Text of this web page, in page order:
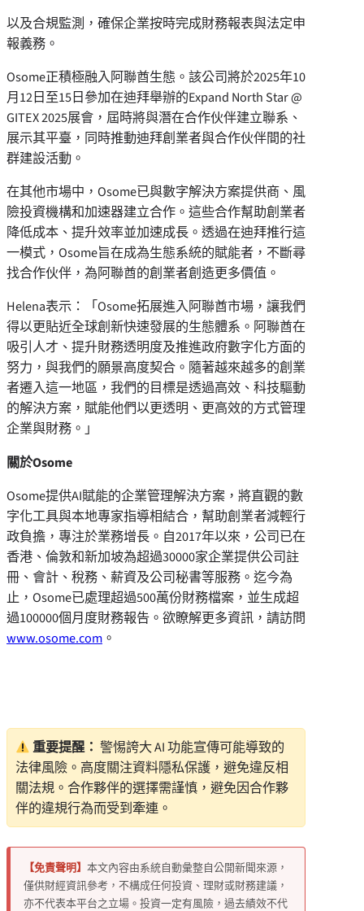
以及合規監測，確保企業按時完成財務報表與法定申
報義務。
Osome正積極融入阿聯酋生態。該公司將於2025年10
月12日至15日參加在迪拜舉辦的Expand North Star @
GITEX 2025展會，屆時將與潛在合作伙伴建立聯系、
展示其平臺，同時推動迪拜創業者與合作伙伴間的社
群建設活動。
在其他市場中，Osome已與數字解決方案提供商、風
險投資機構和加速器建立合作。這些合作幫助創業者
降低成本、提升效率並加速成長。透過在迪拜推行這
一模式，Osome旨在成為生態系統的賦能者，不斷尋
找合作伙伴，為阿聯酋的創業者創造更多價值。
Helena表示：「Osome拓展進入阿聯酋市場，讓我們
得以更貼近全球創新快速發展的生態體系。阿聯酋在
吸引人才、提升財務透明度及推進政府數字化方面的
努力，與我們的願景高度契合。隨著越來越多的創業
者遷入這一地區，我們的目標是透過高效、科技驅動
的解決方案，賦能他們以更透明、更高效的方式管理
企業與財務。」
關於Osome
Osome提供AI賦能的企業管理解決方案，將直觀的數
字化工具與本地專家指導相結合，幫助創業者減輕行
政負擔，專注於業務增長。自2017年以來，公司已在
香港、倫敦和新加坡為超過30000家企業提供公司註
冊、會計、稅務、薪資及公司秘書等服務。迄今為
止，Osome已處理超過500萬份財務檔案，並生成超
過100000個月度財務報告。欲瞭解更多資訊，請訪問
www.osome.com 。
重要提醒： 警惕誇大 AI 功能宣傳可能導致的
法律風險。高度關注資料隱私保護，避免違反相
關法規。合作夥伴的選擇需謹慎，避免因合作夥
伴的違規行為而受到牽連。
【免責聲明】 本文內容由系統自動彙整自公開新聞來源，
僅供財經資訊參考，不構成任何投資、理財或財務建議，
亦不代表本平台之立場。投資一定有風險，過去績效不代